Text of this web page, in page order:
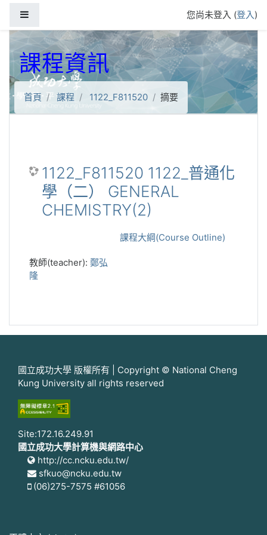
您尚未登入 (登入)
課程資訊
首頁 課程 1122_F811520 摘要
1122_F811520 1122_普通化
學（二） GENERAL
CHEMISTRY(2)
課程大綱(Course Outline)
教師(teacher): 鄭弘
隆
國立成功大學 版權所有 | Copyright © National Cheng
Kung University all rights reserved
Site:172.16.249.91
國立成功大學計算機與網路中心
http://cc.ncku.edu.tw/
sfkuo@ncku.edu.tw
(06)275-7575 #61056